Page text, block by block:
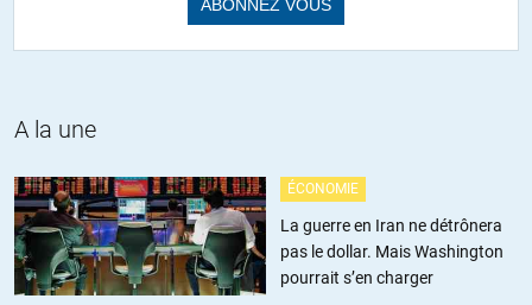
A la une
ÉCONOMIE
La guerre en Iran ne détrônera
pas le dollar. Mais Washington
pourrait s’en charger